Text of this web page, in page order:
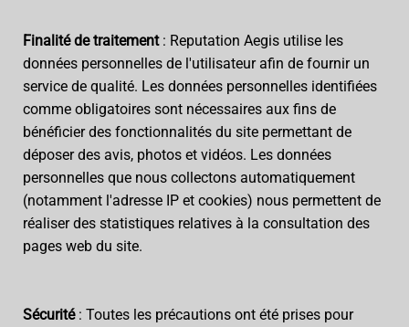
Finalité de traitement: Reputation Aegis utilise les
données personnelles de l'utilisateur afin de fournir un
service de qualité. Les données personnelles identifiées
comme obligatoires sont nécessaires aux fins de
bénéficier des fonctionnalités du site permettant de
déposer des avis, photos et vidéos. Les données
personnelles que nous collectons automatiquement
(notamment l'adresse IP et cookies) nous permettent de
réaliser des statistiques relatives à la consultation des
pages web du site.
Sécurité: Toutes les précautions ont été prises pour